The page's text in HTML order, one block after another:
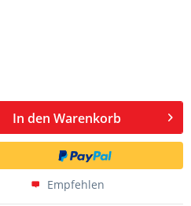
In den Warenkorb
Empfehlen